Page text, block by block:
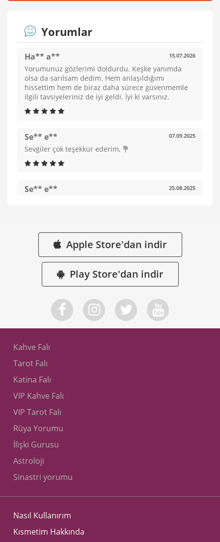
Yorumlar
Ha** a** 15.07.2026
Yorumunuz gözlerimi doldurdu. Keşke yanımda
olsa da sarılsam dedim. Hem anlaşıldığımı
hissettim hem de biraz daha sürece güvenmemle
ilgili tavsiyeleriniz de iyi geldi. İyi ki varsınız.
Se** e** 07.09.2025
Sevgiler çok teşekkür ederim, 💐
Se** e** 25.08.2025
Re** e**
hic birsey söylememişin dûnden beri bekliyorum 🙄
Yüreğimi ferahlattın Erdi, ağzına sağlık, Allah
gönlüne göre versin ❤️
Bana mail olarak gelmefi bu falım hala bekliyorum
Me** e**
soruların hepsini cevaplamişsiniz.tekrar gelicem.Iyi
Mu** u**
Fu** u**
Apple Store'dan indir
Play Store'dan indir
Kahve Falı
Tarot Falı
Katina Falı
VIP Kahve Falı
VIP Tarot Falı
Rüya Yorumu
İlişki Gurusu
Astroloji
Sinastri yorumu
Nasıl Kullanırım
Kısmetim Hakkında